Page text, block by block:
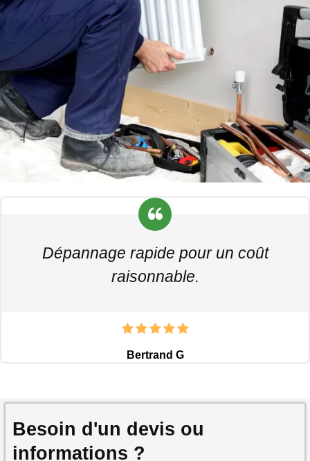
Dépannage rapide pour un coût
raisonnable.
Bertrand G
Besoin d'un devis ou
informations ?